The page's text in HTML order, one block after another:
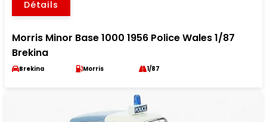
Détails
Morris Minor Base 1000 1956 Police Wales 1/87
Brekina
Brekina Morris 1/87